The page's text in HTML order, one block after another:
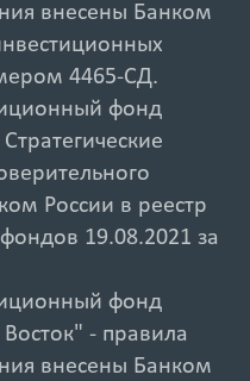
внесены Банком
4465-СД.
фонд
России в реестр
19.08.2021 за
фонд
- правила
внесены Банком